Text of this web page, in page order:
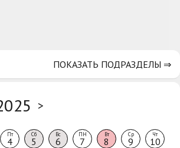
>
Пт
4
Сб
5
Вс
6
ПН
7
Вт
8
Ср
9
Чт
10
ПОКАЗАТЬ ПОДРАЗДЕЛЫ ⇒